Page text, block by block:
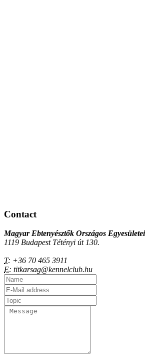
Contact
Magyar Ebtenyésztők Országos
1119 Budapest Tétényi út 130.
T: +36 70 465 3911
E: titkarsag@kennelclub.hu